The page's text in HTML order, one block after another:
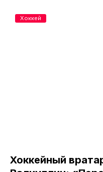
Хоккейный
Хоккей